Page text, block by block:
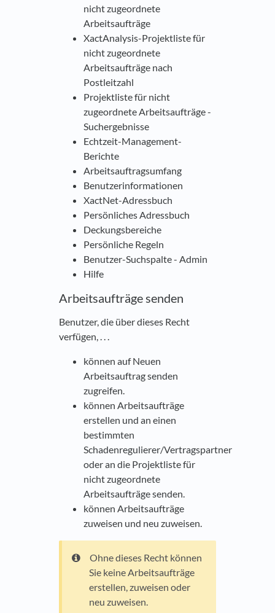
nicht zugeordnete
Arbeitsaufträge
XactAnalysis-Projektliste für
nicht zugeordnete
Arbeitsaufträge nach
Postleitzahl
Projektliste für nicht
zugeordnete Arbeitsaufträge -
Suchergebnisse
Echtzeit-Management-
Berichte
Arbeitsauftragsumfang
Benutzerinformationen
XactNet-Adressbuch
Persönliches Adressbuch
Deckungsbereiche
Persönliche Regeln
Benutzer-Suchspalte - Admin
Hilfe
Arbeitsaufträge senden
Benutzer, die über dieses Recht
verfügen, . . .
können auf Neuen
Arbeitsauftrag senden
zugreifen.
können Arbeitsaufträge
erstellen und an einen
bestimmten
Schadenregulierer/Vertragspartner
oder an die Projektliste für
nicht zugeordnete
Arbeitsaufträge senden.
können Arbeitsaufträge
zuweisen und neu zuweisen.
Ohne dieses Recht können
Sie keine Arbeitsaufträge
erstellen, zuweisen oder
neu zuweisen.